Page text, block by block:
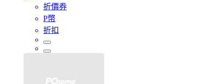
折價券
P幣
折扣